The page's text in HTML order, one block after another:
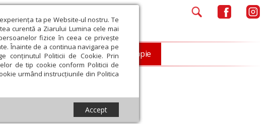
ta pe Website-ul nostru. Te
curentă a Ziarului Lumina cele mai
fizice în ceea ce privește
Înainte de a continua navigarea pe
conținutul Politicii de Cookie. Prin
de tip cookie conform Politicii de
urmând instrucțiunile din Politica
Accept
Societate Opinii Filantropie